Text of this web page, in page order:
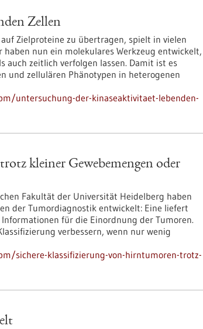
Zellen
Zielproteine zu übertragen, spielt in vielen
haben nun ein molekulares Werkzeug entwickelt,
auch zeitlich verfolgen lassen. Damit ist es
und zellulären Phänotypen in heterogenen
untersuchung-der-kinaseaktivitaet-lebenden-
kleiner Gewebemengen oder
Fakultät der Universität Heidelberg haben
der Tumordiagnostik entwickelt: Eine liefert
für die Einordnung der Tumoren.
verbessern, wenn nur wenig
sichere-klassifizierung-von-hirntumoren-trotz-